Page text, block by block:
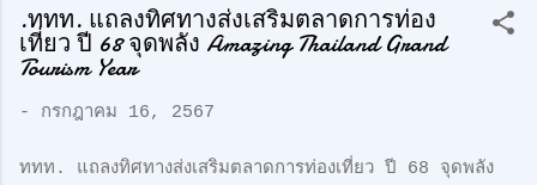
.ททท. แถลงทิศทางส่งเสริมตลาดการท่อง
เที่ยว ปี 68 จุดพลัง Amazing Thailand Grand
Tourism Year
- กรกฎาคม 16, 2567
ททท. แถลงทิศทางส่งเสริมตลาดการท่องเที่ยว ปี 68 จุดพลัง